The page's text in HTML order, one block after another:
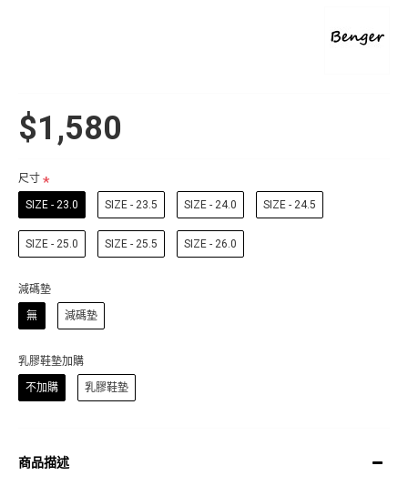
$1,580
尺寸
SIZE - 23.0 SIZE - 23.5 SIZE - 24.0 SIZE - 24.5
SIZE - 25.0 SIZE - 25.5 SIZE - 26.0
減碼墊
無 減碼墊
乳膠鞋墊加購
不加購 乳膠鞋墊
商品描述